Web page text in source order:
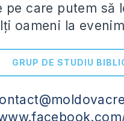
pe care putem să
oameni la
GRUP DE STUDIU